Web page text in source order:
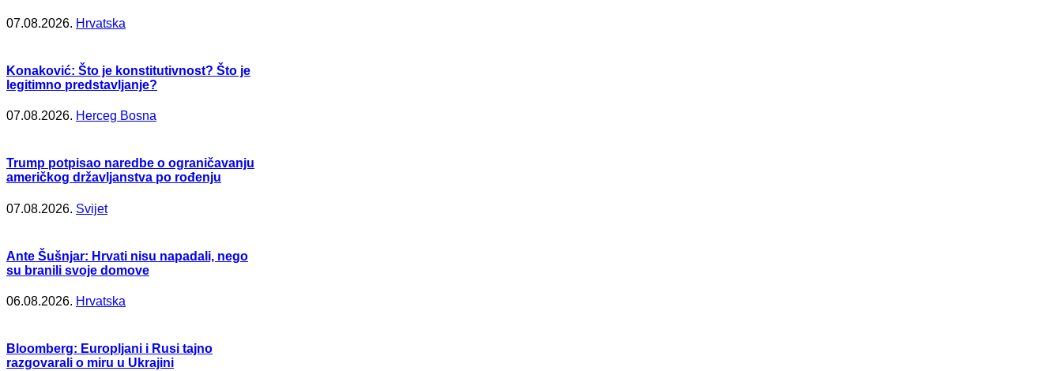
07.08.2026. Hrvatska
Konaković: Što je konstitutivnost? Što je
legitimno predstavljanje?
07.08.2026. Herceg Bosna
Trump potpisao naredbe o ograničavanju
američkog državljanstva po rođenju
07.08.2026. Svijet
Ante Šušnjar: Hrvati nisu napadali, nego
su branili svoje domove
06.08.2026. Hrvatska
Bloomberg: Europljani i Rusi tajno
razgovarali o miru u Ukrajini